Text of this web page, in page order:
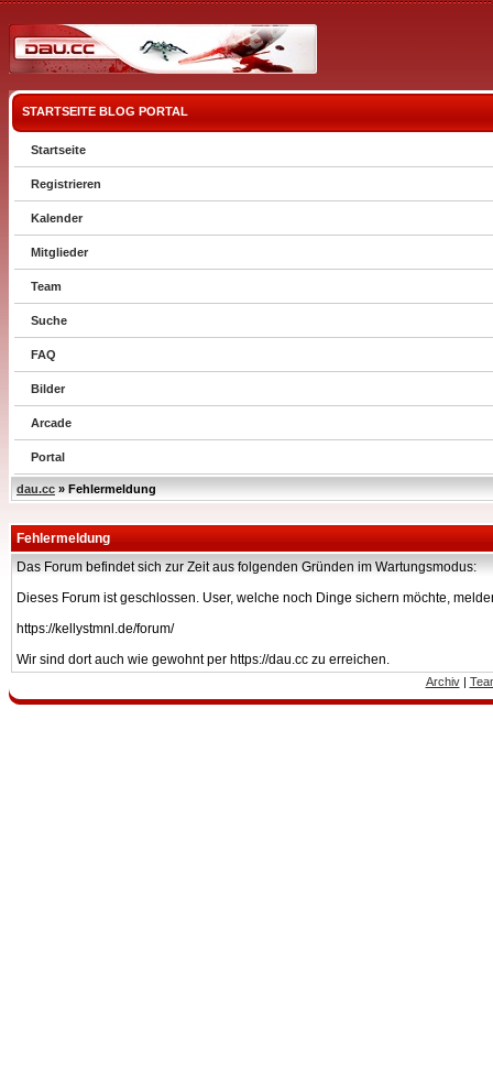
STARTSEITE BLOG PORTAL
Startseite
Registrieren
Kalender
Mitglieder
Team
Suche
FAQ
Bilder
Arcade
Portal
dau.cc » Fehlermeldung
Fehlermeldung
Das Forum befindet sich zur Zeit aus folgenden Gründen im Wartungsmodus:
Dieses Forum ist geschlossen. User, welche noch Dinge sichern möchte,
https://kellystmnl.de/forum/
Wir sind dort auch wie gewohnt per https://dau.cc zu erreichen.
Archiv|